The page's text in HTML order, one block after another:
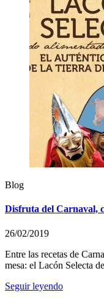
Blog
Disfruta del Carnaval,
26/02/2019
Entre las recetas de
mesa: el Lacón Selecta
Seguir leyendo